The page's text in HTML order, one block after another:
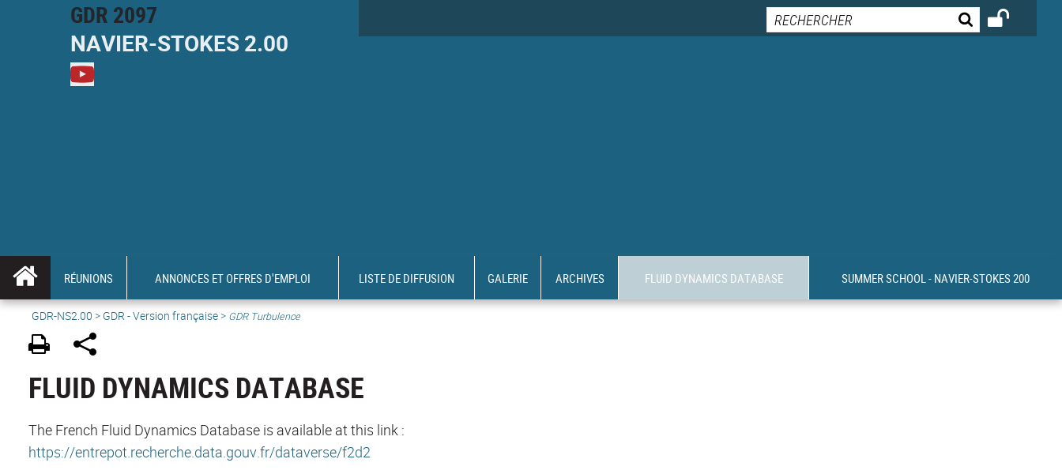
GDR 2097
NAVIER-STOKES2.00
RÉUNIONS ANNONCES ET OFFRES D'EMPLOI LISTE DE DIFFUSION GALERIE ARCHIVES FLUID DYNAMICS DATABASE SUMMER SCHOOL - NAVIER-STOKES 200
GDR-NS2.00 > GDR - Version française> GDR Turbulence
FLUID DYNAMICS DATABASE
The French Fluid Dynamics Database is available at this link :
https://entrepot.recherche.data.gouv.fr/dataverse/f2d2